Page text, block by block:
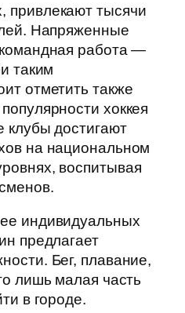
привлекают тысячи
Напряженные
работа —
таким
отметить также
хоккея
клубы достигают
на национальном
воспитывая
индивидуальных
предлагает
Бег, плавание,
лишь малая часть
в городе.